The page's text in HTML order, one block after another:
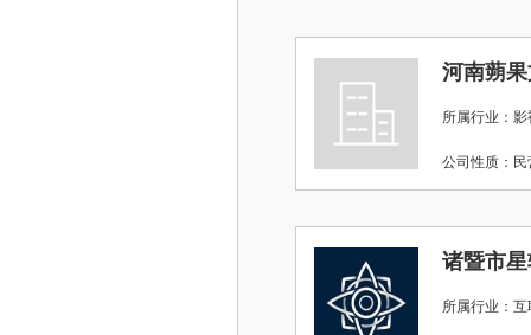
河南蒴
所属行业：
公司性质
诸暨市
所属行业：